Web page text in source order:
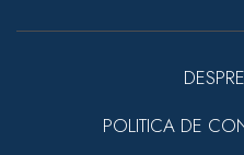
POLITICA DE